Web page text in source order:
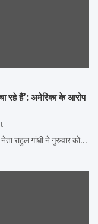
रहे हैं’: अमेरिका के आरोप
राहुल गांधी ने गुरुवार को…